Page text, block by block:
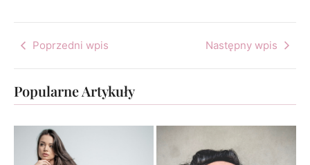
Poprzedni wpis Następny wpis
Popularne Artykuły